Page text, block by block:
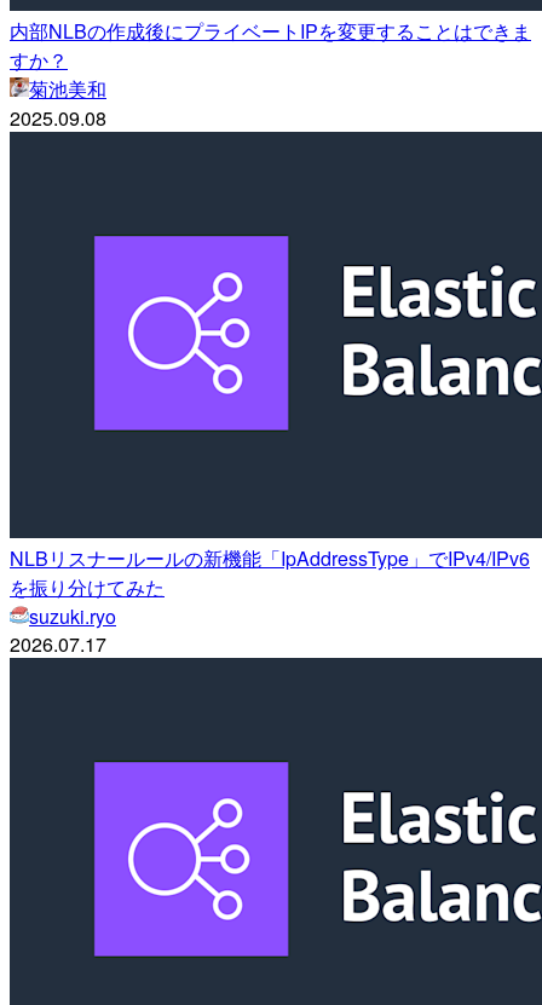
内部NLBの作成後にプライベートIPを変更することはできま
すか？
菊池美和
2025.09.08
NLBリスナールールの新機能「IpAddressType」でIPv4/IPv6
を振り分けてみた
suzuki.ryo
2026.07.17